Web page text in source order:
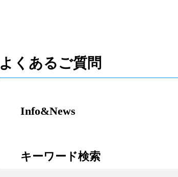
よくあるご質問
Info&News
キーワード検索